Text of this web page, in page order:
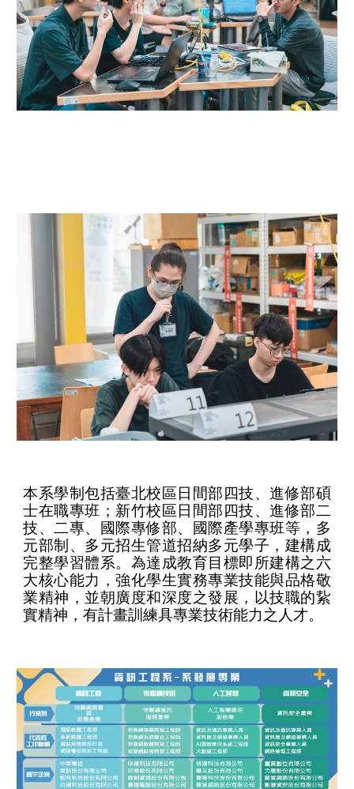
本系學制包括臺北校區日間部四技、進修部碩
士在職專班；新竹校區日間部四技、進修部二
技、二專、國際專修部、國際產學專班等，多
元部制、多元招生管道招納多元學子，建構成
完整學習體系。為達成教育目標即所建構之六
大核心能力，強化學生實務專業技能與品格敬
業精神，並朝廣度和深度之發展，以技職的紥
實精神，有計畫訓練具專業技術能力之人才。